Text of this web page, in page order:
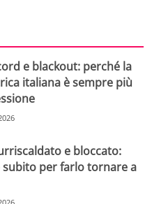
e blackout: perché la
italiana è sempre più
e bloccato:
subito per farlo tornare a